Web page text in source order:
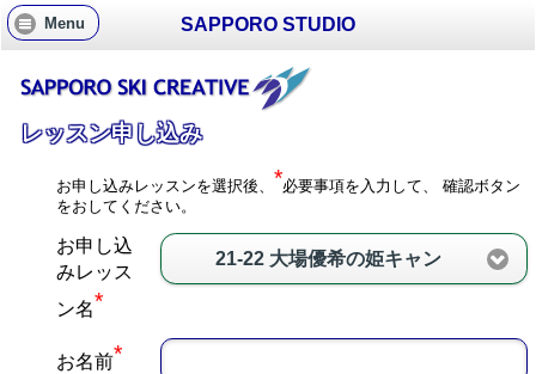
SAPPORO STUDIO
Menu
レッスン申し込み
お申し込みレッスンを選択後、 *必要事項を入力して、 確認ボタン
をおしてください。
お申し込
みレッス
ン名*
21-22 大場優希の姫キャン
お名前*